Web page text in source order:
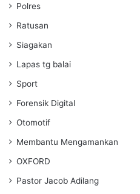
Polres
Ratusan
Siagakan
Lapas tg balai
Sport
Forensik Digital
Otomotif
Membantu Mengamankan
OXFORD
Pastor Jacob Adilang